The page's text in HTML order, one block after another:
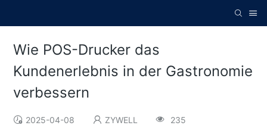
Wie POS-Drucker das
Kundenerlebnis in der Gastronomie
verbessern
2025-04-08 ZYWELL 235